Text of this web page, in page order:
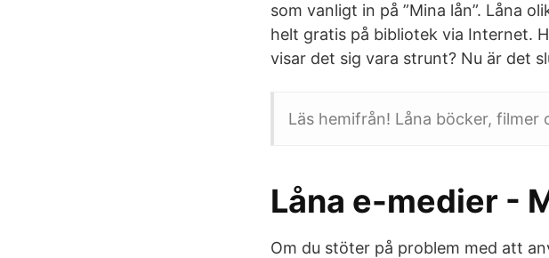
som vanligt in på ”Mina lån”. Låna
helt gratis på bibliotek via Internet.
visar det sig vara strunt? Nu är det
Läs hemifrån! Låna böcker,
Låna e-medier -
Om du stöter på problem med att